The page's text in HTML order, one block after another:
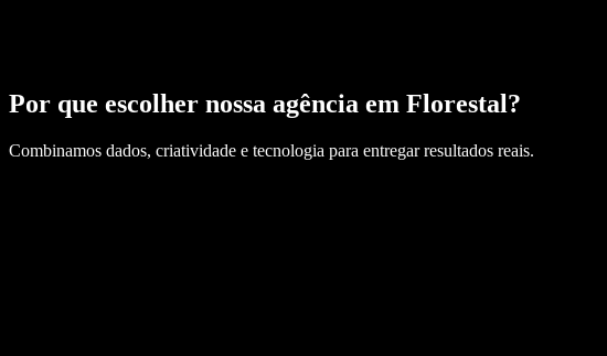
Por que escolher nossa agência em Florestal?
Combinamos dados, criatividade e tecnologia para entregar resultados reais.